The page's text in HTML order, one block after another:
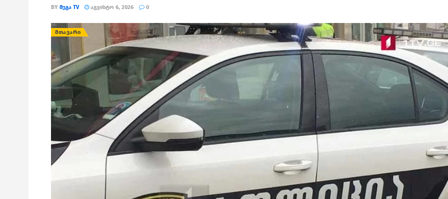
BY ᲛᲔᲒᲐ TV ᲐᲒᲕᲘᲡᲢᲝ 6, 2026 0
ᲛᲗᲐᲕᲐᲠᲘ